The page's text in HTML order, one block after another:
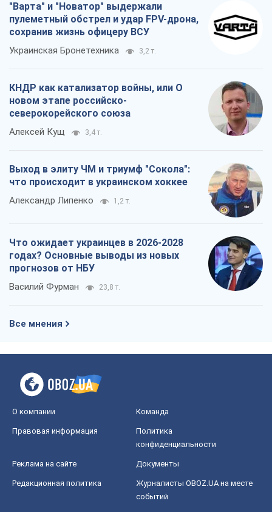
"Варта" и "Новатор" выдержали
пулеметный обстрел и удар FPV-дрона,
сохранив жизнь офицеру ВСУ
Украинская Бронетехника 3,2 т.
КНДР как катализатор войны, или О
новом этапе российско-
северокорейского союза
Алексей Кущ 3,4 т.
Выход в элиту ЧМ и триумф "Сокола":
что происходит в украинском хоккее
Александр Липенко 1,2 т.
Что ожидает украинцев в 2026-2028
годах? Основные выводы из новых
прогнозов от НБУ
Василий Фурман 23,8 т.
Все мнения
О компании Команда
Правовая информация
Политика
конфиденциальности
Реклама на сайте Документы
Редакционная политика
Журналисты OBOZ.UA на месте
событий